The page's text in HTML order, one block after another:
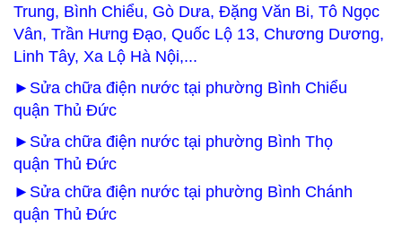
Trung, Bình Chiểu, Gò Dưa, Đặng Văn Bi, Tô Ngọc
Vân, Trần Hưng Đạo, Quốc Lộ 13, Chương Dương,
Linh Tây, Xa Lộ Hà Nội,...
►Sửa chữa điện nước tại phường Bình Chiểu
quận Thủ Đức
►Sửa chữa điện nước tại phường Bình Thọ
quận Thủ Đức
►Sửa chữa điện nước tại phường Bình Chánh
quận Thủ Đức